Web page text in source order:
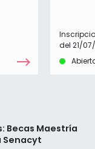
del 21/
Becas Maestría
Senacyt